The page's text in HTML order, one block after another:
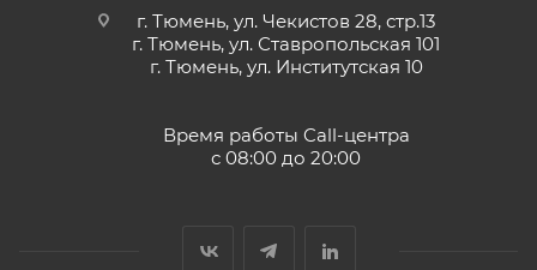
г. Тюмень, ул. Чекистов 28, стр.13
г. Тюмень, ул. Ставропольская 101
г. Тюмень, ул. Институтская 10
Время работы Call-центра
с 08:00 до 20:00